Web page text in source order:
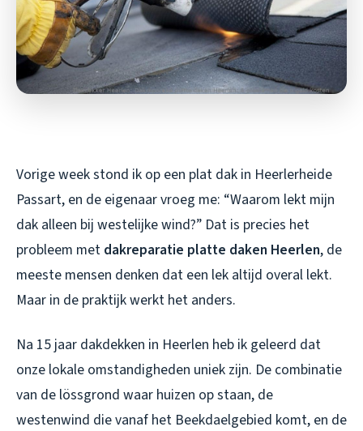
Vorige week stond ik op een plat dak in Heerlerheide
Passart, en de eigenaar vroeg me: “Waarom lekt mijn
dak alleen bij westelijke wind?” Dat is precies het
probleem met dakreparatie platte daken Heerlen, de
meeste mensen denken dat een lek altijd overal lekt.
Maar in de praktijk werkt het anders.
Na 15 jaar dakdekken in Heerlen heb ik geleerd dat
onze lokale omstandigheden uniek zijn. De combinatie
van de lössgrond waar huizen op staan, de
westenwind die vanaf het Beekdaelgebied komt, en de